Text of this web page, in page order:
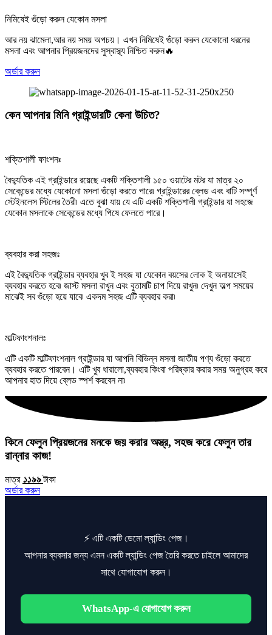
নিমিষেই গুঁড়ো করুন যেকোন মসলা
আর নয় ঝামেলা,আর নয় সময় অপচয়। এখন নিমিষেই গুঁড়ো করুন যেকোনো ধরনের
মসলা এবং আপনার প্রিয়জনদের সুস্বাস্থ্য নিশ্চিত করুন🔥
অর্ডার করুন
কেন আপনার মিনি গ্রাইন্ডারটি কেনা উচিত?
শক্তিশালী ফাংশনঃ
বৈদ্যুতিক এই গ্রাইন্ডারে রয়েছে একটি শক্তিশালী ১৫০ ওয়াটের মটর যা মাত্র ২০
সেকেন্ডের মধ্যে যেকোনো মসলা গুঁড়ো করতে পারে৷ গ্রাইন্ডারের ব্লেড এবং বাটি সম্পূর্ণ
স্টেইনলেস স্টিলের তৈরী৷ এতে বুঝা যায় যে এটি একটি শক্তিশালী গ্রাইন্ডার যা সহজে
যেকোন মসলাকে সেকেন্ডের মধ্যে পিষে ফেলতে পারে।
ব্যবহার করা সহজঃ
এই বৈদ্যুতিক গ্রাইন্ডার ব্যবহার খুব ই সহজ যা যেকোন বয়সের লোক ই অনায়াসেই
ব্যবহার করতে হবে৷ জাস্ট মসলা রাখুন এবং বুতামটি চাপ দিয়ে রাখুন৷ দেখুন অল্প সময়ের
মাঝেই সব গুঁড়ো হয়ে যাবে৷ একদম সহজ এটি ব্যবহার করা৷
মাল্টিফাংশনালঃ
এটি একটি মাল্টিফাংশনাল গ্রাইন্ডার যা আপনি বিভিন্ন মসলা জাতীয় পণ্য গুঁড়ো করতে
ব্যবহার করতে পারবেন। এটি খুব ধারালো,ব্যবহার কিংবা পরিষ্কার করার সময় অনুগ্রহ করে
আপনার হাত দিয়ে ব্লেড স্পর্শ করবেন না৷
কিনে ফেলুন প্রিয়জনের মনকে জয় করার অস্ত্র, সহজ করে ফেলুন তার
রান্নার কাজ!
মাত্র ১১৯৯টাকা
অর্ডার করুন
⚡ এটি একটি ডেমো ল্যান্ডিং পেজ।
আপনার ব্যবসার জন্য এমন একটি ল্যান্ডিং পেজ তৈরি করতে চাইলে আমাদের
সাথে যোগাযোগ করুন।
WhatsApp-এ যোগাযোগ করুন